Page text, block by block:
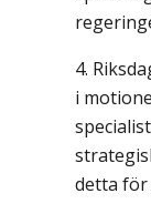
i
detta för